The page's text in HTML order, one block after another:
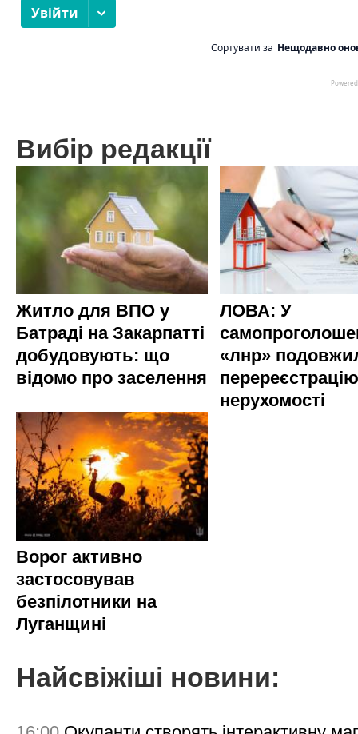
Вибір редакції
Житло для ВПО у
Батраді на Закарпатті
добудовують: що
відомо про заселення
ЛОВА: У
«лнр»
перереєстрацію
нерухомості
Ворог активно
застосовував
безпілотники на
Луганщині
Найсвіжіші новини: